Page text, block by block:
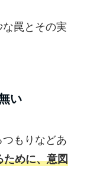
罠とその実
い
もりなどあ
ために、意図